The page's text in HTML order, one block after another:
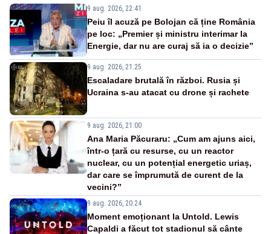
9 aug. 2026, 22:41
Peiu îl acuză pe Bolojan că ține România
pe loc: „Premier și ministru interimar la
Energie, dar nu are curaj să ia o decizie”
9 aug. 2026, 21:25
Escaladare brutală în război. Rusia și
Ucraina s-au atacat cu drone și rachete
9 aug. 2026, 21:00
Ana Maria Păcuraru: „Cum am ajuns aici,
într-o țară cu resurse, cu un reactor
nuclear, cu un potențial energetic uriaș,
dar care se împrumută de curent de la
vecini?”
9 aug. 2026, 20:24
Moment emoționant la Untold. Lewis
Capaldi a făcut tot stadionul să cânte